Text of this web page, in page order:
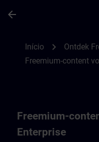
arrow_back
Início chevron_right Ontdek
Freemium-content
Freemium-
Enterprise